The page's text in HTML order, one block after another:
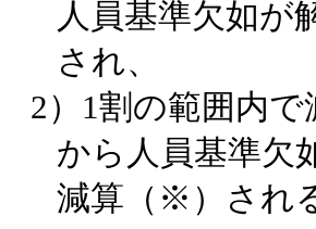
人員基準欠如が
され、
2）1割の範囲内
から人員基準欠
減算（※）され